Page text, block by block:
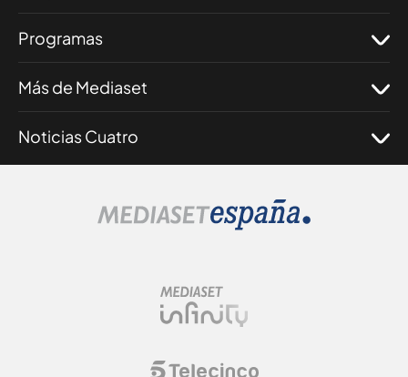
Programas
Más de Mediaset
Noticias Cuatro